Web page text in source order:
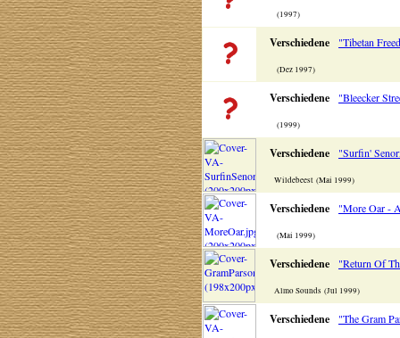
(1997)
Verschiedene "Tibetan
(Dez 1997)
Verschiedene "Bleecker
(1999)
Verschiedene "Surfin'
Wildebeest (Mai 1999)
Verschiedene "More Oar -
(Mai 1999)
Verschiedene "Return Of
Almo Sounds (Jul 1999)
Verschiedene "The Gram